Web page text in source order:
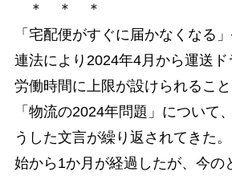
＊ ＊ ＊
「宅配便がすぐに届かなくなる
連法により2024年4月から運送
労働時間に上限が設けられるこ
「物流の2024年問題」について
うした文言が繰り返されてきた
始から1か月が経過したが、今の